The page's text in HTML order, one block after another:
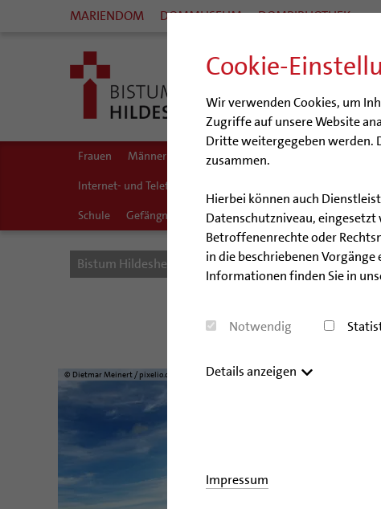
Cookie-
Wir verwenden Cookies, um
Zugriffe auf unsere Website
Dritte weitergegeben werden.
zusammen.
Hierbei können auch
Datenschutzniveau,
Betroffenenrechte oder
in die beschriebenen
Informationen finden Sie in
Notwendig
Details anzeigen
Impressum
MARIENDOM DOMMUSEUM DOMBIBLIOTHEK
Frauen Männer Queersensible Seelsorge
Internet- und Telefon
Schule Gefängnisseelsorge Segensorte
Bistum Hildesheim Seelsorge Seelsorgefelder
© Dietmar Meinert / pixelio.de © Jörg Kleinschmidt /